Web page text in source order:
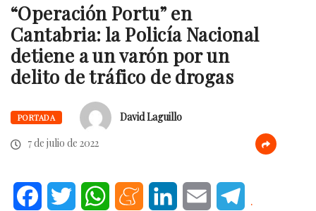
“Operación Portu” en
Cantabria: la Policía Nacional
detiene a un varón por un
delito de tráfico de drogas
PORTADA
David Laguillo
7 de julio de 2022
FacebookTwitter WhatsAppMeneameLinkedInEmail .